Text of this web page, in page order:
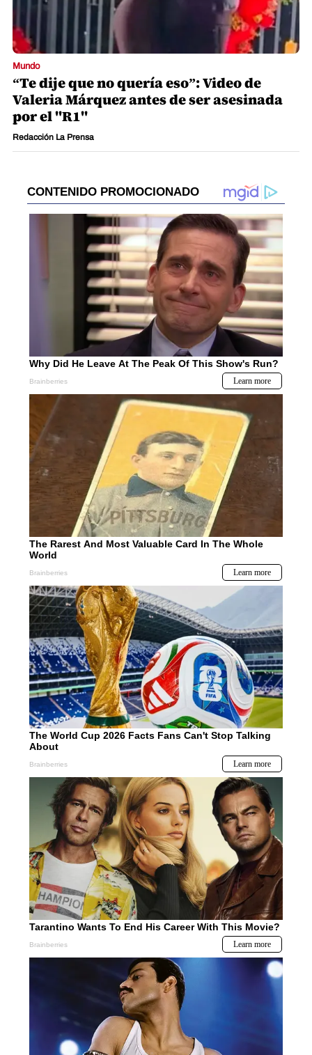
Mundo
“Te dije que no quería eso”: Video de
Valeria Márquez antes de ser asesinada
por el "R1"
Redacción La Prensa